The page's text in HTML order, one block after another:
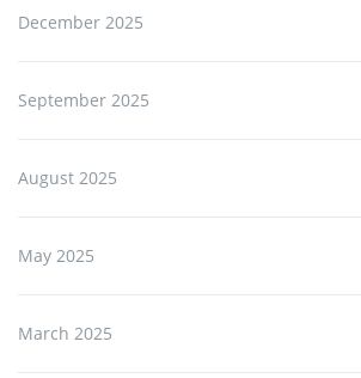
December 2025
September 2025
August 2025
May 2025
March 2025